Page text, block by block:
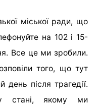
міської ради, що
на 102 і 15-
Все це ми зробили.
того, що тут
після трагедії.
стані, якому ми